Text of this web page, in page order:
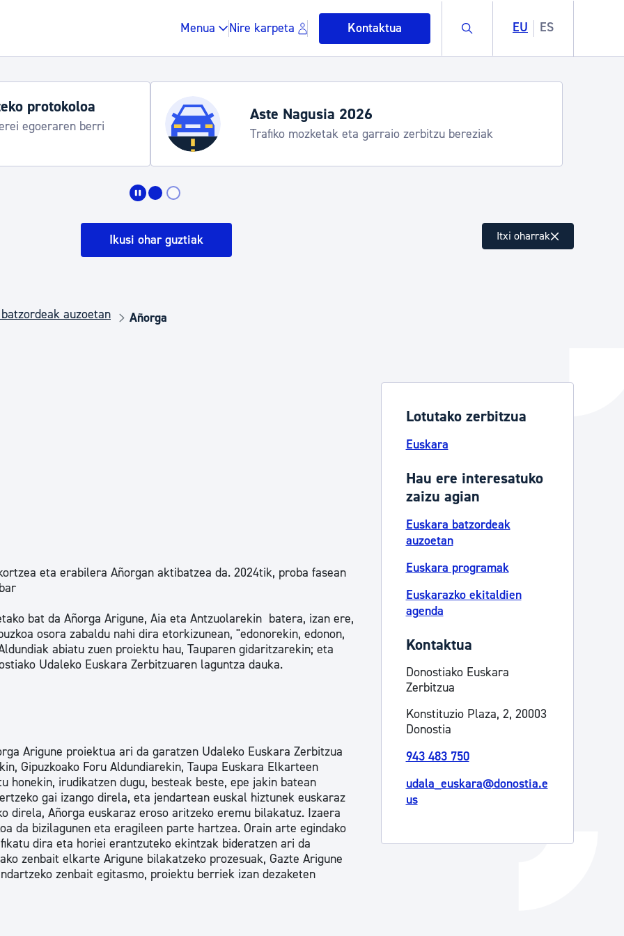
Menua Nire karpeta Kontaktua Buscar EU ES
Gune publikoa, hondakinak eta ingurumena
Berdintasuna, Giza Eskubideak eta bizikidetza
Udal administrazioa
Iragarki ofizialen taula
Izapideen katalogoa
protokoloa
egoeraren berri
Aste Nagusia 2026
Trafiko mozketak eta garraio zerbitzu bereziak
Ikusi ohar guztiak Itxi oharrak
auzoetan Añorga
eta erabilera Añorgan aktibatzea da. 2024tik, proba fasean
bat da Añorga Arigune, Aia eta Antzuolarekin batera, izan ere,
osora zabaldu nahi dira etorkizunean, "edonorekin, edonon,
abiatu zuen proiektu hau, Tauparen gidaritzarekin; eta
Udaleko Euskara Zerbitzuaren laguntza dauka.
Arigune proiektua ari da garatzen Udaleko Euskara Zerbitzua
Gipuzkoako Foru Aldundiarekin, Taupa Euskara Elkarteen
irudikatzen dugu, besteak beste, epe jakin batean
gai izango direla, eta jendartean euskal hiztunek euskaraz
direla, Añorga euskaraz eroso aritzeko eremu bilakatuz. Izaera
da bizilagunen eta eragileen parte hartzea. Orain arte egindako
dira eta horiei erantzuteko ekintzak bideratzen ari da
zenbait elkarte Arigune bilakatzeko prozesuak, Gazte Arigune
zenbait egitasmo, proiektu berriek izan dezaketen
Lotutako zerbitzua
Euskara
Hau ere interesatuko
zaizu agian
Euskara batzordeak
auzoetan
Euskara programak
Euskarazko ekitaldien
agenda
Kontaktua
Donostiako Euskara
Zerbitzua
Konstituzio Plaza, 2, 20003
Donostia
943 483 750
udala_euskara@donostia.e
us